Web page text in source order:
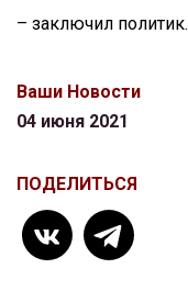
– заключил политик.
Ваши Новости
04 июня 2021
ПОДЕЛИТЬСЯ